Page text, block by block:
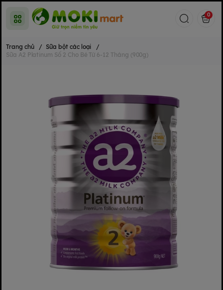
0
Trang chủ / Sữa bột các loại
/
Sữa A2 Platinum Số 2 Cho Bé Từ 6-12 Tháng (900g)